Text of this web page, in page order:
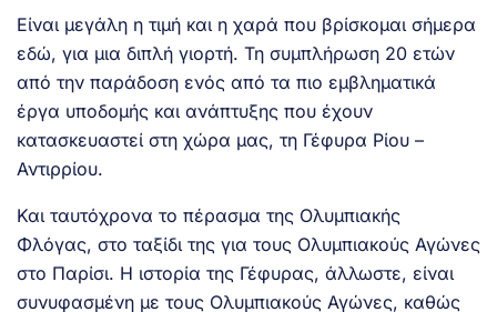
Είναι μεγάλη η τιμή και η χαρά που βρίσκομαι σήμερα
εδώ, για μια διπλή γιορτή. Τη συμπλήρωση 20 ετών
από την παράδοση ενός από τα πιο εμβληματικά
έργα υποδομής και ανάπτυξης που έχουν
κατασκευαστεί στη χώρα μας, τη Γέφυρα Ρίου –
Αντιρρίου.
Και ταυτόχρονα το πέρασμα της Ολυμπιακής
Φλόγας, στο ταξίδι της για τους Ολυμπιακούς Αγώνες
στο Παρίσι. Η ιστορία της Γέφυρας, άλλωστε, είναι
συνυφασμένη με τους Ολυμπιακούς Αγώνες, καθώς